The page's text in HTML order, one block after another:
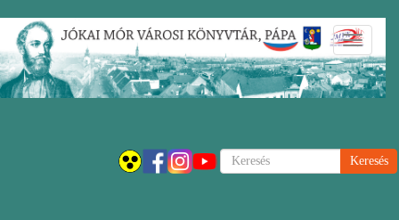
Ugrás
tartalomra
Keresés